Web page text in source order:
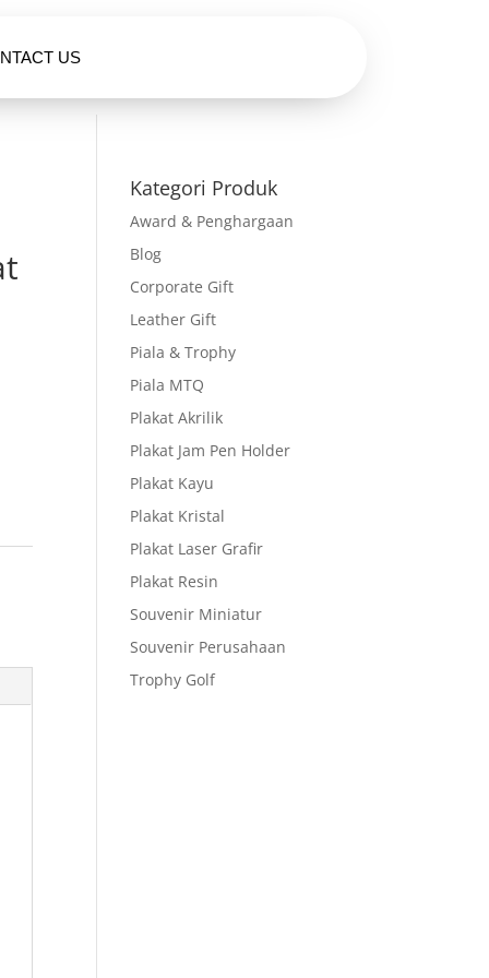
US
Kategori Produk
Award & Penghargaan
Blog
Corporate Gift
Leather Gift
Piala & Trophy
Piala MTQ
Plakat Akrilik
Plakat Jam Pen Holder
Plakat Kayu
Plakat Kristal
Plakat Laser Grafir
Plakat Resin
Souvenir Miniatur
Souvenir Perusahaan
Trophy Golf